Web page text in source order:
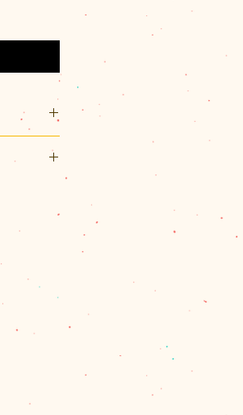
約
プラス
（60サ
いずれ
とお送
ールで
ックポス
パックプ